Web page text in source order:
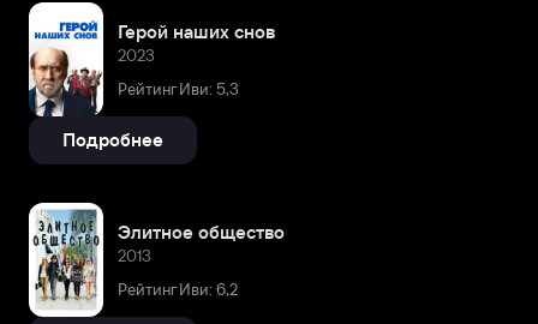
Герой наших снов
2023
Рейтинг Иви: 5,3
Подробнее
Элитное общество
2013
Рейтинг Иви: 6,2